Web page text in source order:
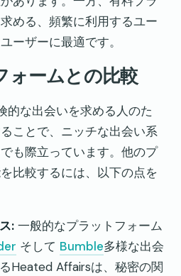
める、頻繁に利用するユー
ーザーに最適です。
ォームとの比較
的な出会いを求める人のた
ことで、ニッチな出会い系
も際立っています。他のプ
比較するには、以下の点を
: 一般的なプラットフォーム
そして Bumble多様な出会
Heated Affairsは、秘密の関